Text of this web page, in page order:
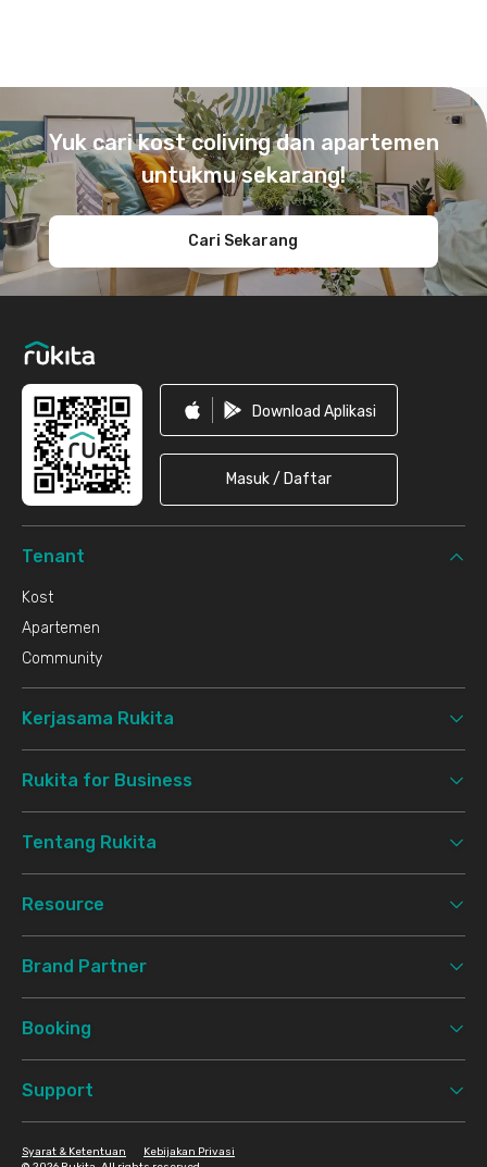
Yuk cari kost coliving dan apartemen
untukmu sekarang!
Cari Sekarang
Download Aplikasi
Masuk / Daftar
Tenant
Kost
Apartemen
Community
Kerjasama Rukita
Rukita for Business
Tentang Rukita
Resource
Brand Partner
Booking
Support
Syarat & Ketentuan Kebijakan Privasi